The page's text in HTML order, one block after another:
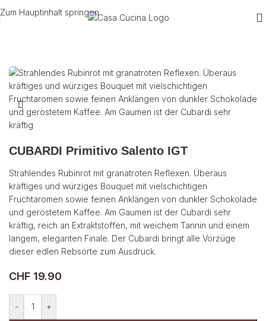
Zum Hauptinhalt springen
CUBARDI Primitivo Salento IGT
Strahlendes Rubinrot mit granatroten Reflexen. Überaus
kräftiges und würziges Bouquet mit vielschichtigen
Fruchtaromen sowie feinen Anklängen von dunkler Schokolade
und geröstetem Kaffee. Am Gaumen ist der Cubardi sehr
kräftig, reich an Extraktstoffen, mit weichem Tannin und einem
langem, eleganten Finale. Der Cubardi bringt alle Vorzüge
dieser edlen Rebsorte zum Ausdruck.
CHF 19.90
- +